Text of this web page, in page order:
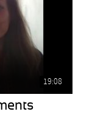
19:08